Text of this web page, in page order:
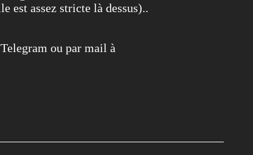
est assez stricte là dessus)..
ou par mail à